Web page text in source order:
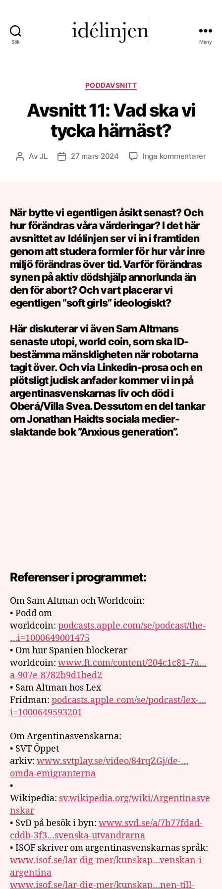
Sök
kurerad
Meny
Kategorier
PODDAVSNITT
Avsnitt 11: Vad ska vi
tycka härnäst?
Inläggsförfattare
AvJL Inläggsdatum
27 mars 2024 Inga kommentarertill
När bytte vi egentligen åsikt senast? Och
hur förändras våra värderingar? I det här
avsnittet av Idélinjen ser vi in i framtiden
genom att studera formler för hur vår inre
miljö förändras över tid. Varför förändras
synen på aktiv dödshjälp annorlunda än
den för abort? Och vart placerar vi
egentligen ”soft girls” ideologiskt?
Här diskuterar vi även Sam Altmans
senaste utopi, world coin, som ska ID-
bestämma mänskligheten när robotarna
tagit över. Och via Linkedin-prosa och en
plötsligt judisk anfader kommer vi in på
argentinasvenskarnas liv och död i
Oberá/Villa Svea. Dessutom en del tankar
om Jonathan Haidts sociala medier-
slaktande bok ”Anxious generation”.
Referenser i programmet:
Om Sam Altman och Worldcoin:
• Podd om
worldcoin: podcasts.apple.com/se/podcast/the-
…i=1000649001475
• Om hur Spanien blockerar
worldcoin: www.ft.com/content/204c1c81-7a…
a-907e-8782b9d1bed2
• Sam Altman hos Lex
Fridman: podcasts.apple.com/se/podcast/lex-…
i=1000649593201
Om Argentinasvenskarna:
• SVT Öppet
arkiv: www.svtplay.se/video/84rqZGj/de-…
omda-emigranterna
•
Wikipedia: sv.wikipedia.org/wiki/Argentinasve
nskar
• SvD på besök i byn: www.svd.se/a/7b77fdad-
cddb-3f3…svenska-utvandrarna
• ISOF skriver om argentinasvenskarnas språk:
www.isof.se/lar-dig-mer/kunskap…venskan-i-
argentina
www.isof.se/lar-dig-mer/kunskap…nen-till-